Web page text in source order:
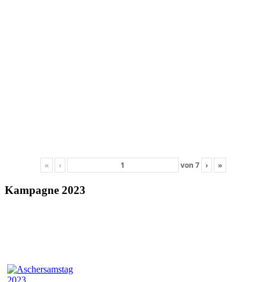
« ‹ von 7 › »
Kampagne 2023